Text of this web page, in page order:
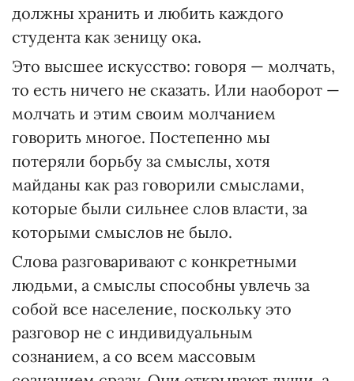
должны хранить и любить каждого
студента как зеницу ока.
Это высшее искусство: говоря — молчать,
то есть ничего не сказать. Или наоборот —
молчать и этим своим молчанием
говорить многое. Постепенно мы
потеряли борьбу за смыслы, хотя
майданы как раз говорили смыслами,
которые были сильнее слов власти, за
которыми смыслов не было.
Слова разговаривают с конкретными
людьми, а смыслы способны увлечь за
собой все население, поскольку это
разговор не с индивидуальным
сознанием, а со всем массовым